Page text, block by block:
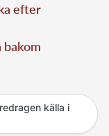
efter
bakom
källa i